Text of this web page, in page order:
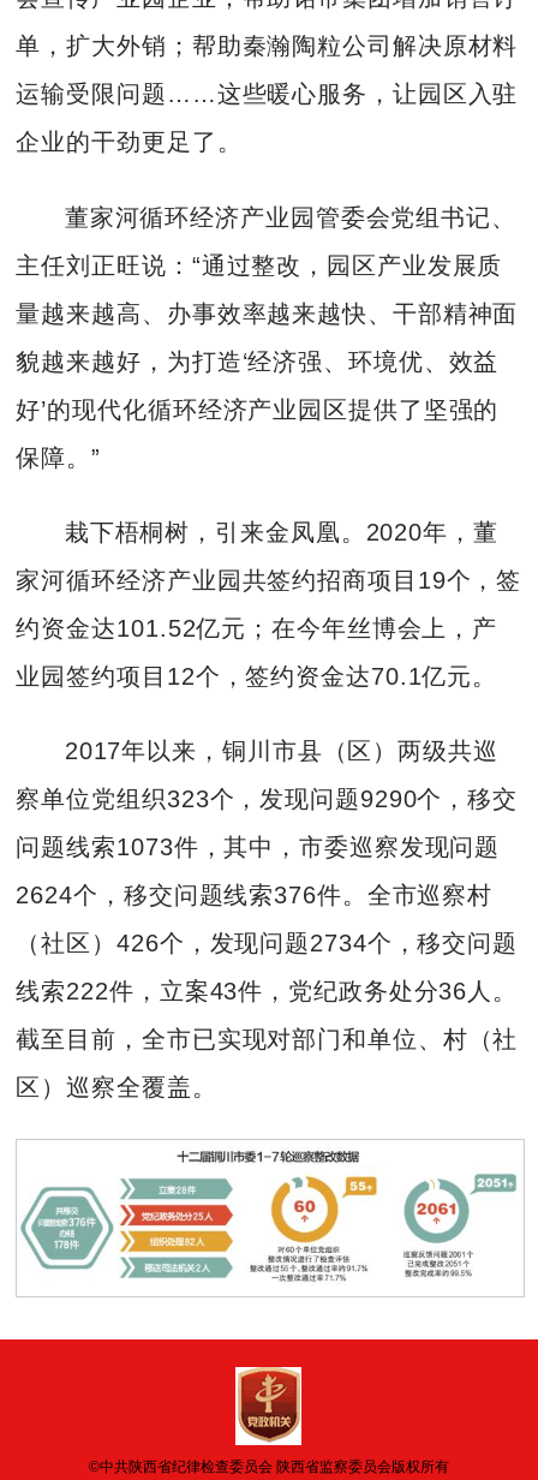
单，扩大外销；帮助秦瀚陶粒公司解决原材料
运输受限问题……这些暖心服务，让园区入驻
企业的干劲更足了。
董家河循环经济产业园管委会党组书记、
主任刘正旺说：“通过整改，园区产业发展质
量越来越高、办事效率越来越快、干部精神面
貌越来越好，为打造‘经济强、环境优、效益
好’的现代化循环经济产业园区提供了坚强的
保障。”
栽下梧桐树，引来金凤凰。2020年，董
家河循环经济产业园共签约招商项目19个，签
约资金达101.52亿元；在今年丝博会上，产
业园签约项目12个，签约资金达70.1亿元。
2017年以来，铜川市县（区）两级共巡
察单位党组织323个，发现问题9290个，移交
问题线索1073件，其中，市委巡察发现问题
2624个，移交问题线索376件。全市巡察村
（社区）426个，发现问题2734个，移交问题
线索222件，立案43件，党纪政务处分36人。
截至目前，全市已实现对部门和单位、村（社
区）巡察全覆盖。
©中共陕西省纪律检查委员会 陕西省监察委员会版权所有